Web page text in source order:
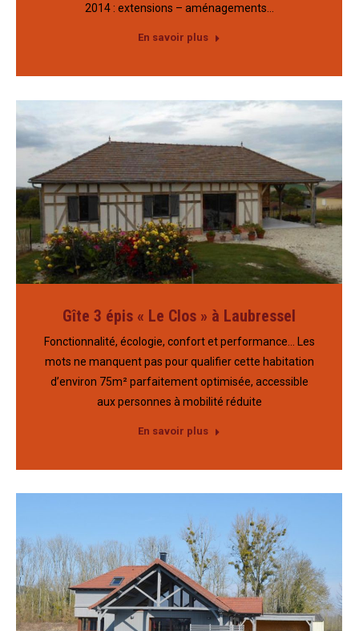
2014 : extensions – aménagements…
En savoir plus
Gîte 3 épis « Le Clos » à Laubressel
Fonctionnalité, écologie, confort et performance… Les
mots ne manquent pas pour qualifier cette habitation
d’environ 75m² parfaitement optimisée, accessible
aux personnes à mobilité réduite
En savoir plus